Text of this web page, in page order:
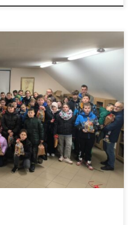
dla dzieci i młodzieży z
Dziękujemy Mikołajowi